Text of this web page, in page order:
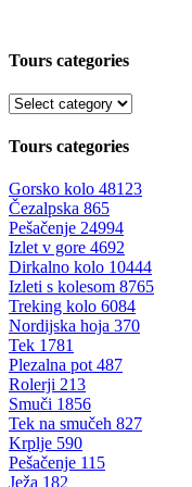
Tours categories
Tours categories
Gorsko kolo 48123
Čezalpska 865
Pešačenje 24994
Izlet v gore 4692
Dirkalno kolo 10444
Izleti s kolesom 8765
Treking kolo 6084
Nordijska hoja 370
Tek 1781
Plezalna pot 487
Rolerji 213
Smuči 1856
Tek na smučeh 827
Krplje 590
Pešačenje 115
Ježa 182